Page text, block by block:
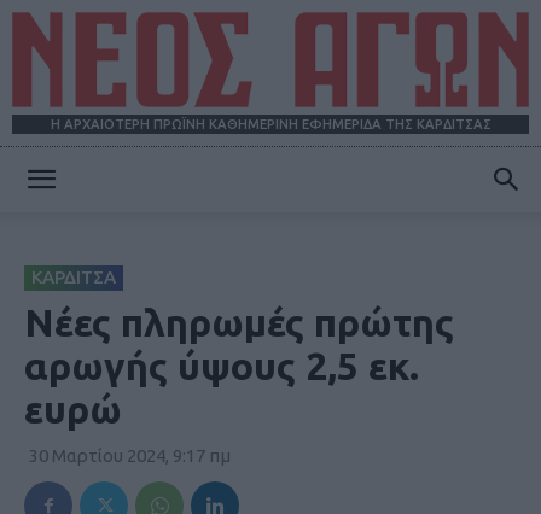
Η ΑΡΧΑΙΟΤΕΡΗ ΠΡΩΪΝΗ ΚΑΘΗΜΕΡΙΝΗ ΕΦΗΜΕΡΙΔΑ ΤΗΣ ΚΑΡΔΙΤΣΑΣ
ΚΑΡΔΙΤΣΑ
Νέες πληρωμές πρώτης
αρωγής ύψους 2,5 εκ.
ευρώ
30 Μαρτίου 2024, 9:17 πμ